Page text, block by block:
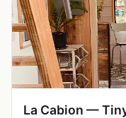
La Cabion —